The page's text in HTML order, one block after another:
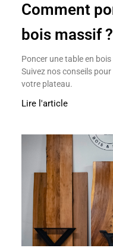
Comment
bois massif ?
Poncer une table en
Suivez nos conseils
votre plateau.
Lire l'article